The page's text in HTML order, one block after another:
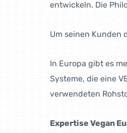
entwickeln. Die
Um seinen Kunden
In Europa gibt es
Systeme, die eine
verwendeten
Expertise Vegan